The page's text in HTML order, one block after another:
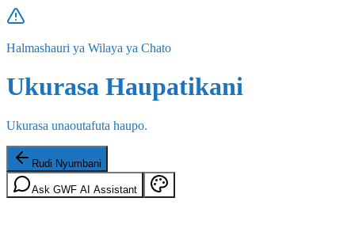
Halmashauri ya Wilaya ya Chato
Ukurasa Haupatikani
Ukurasa unaoutafuta haupo.
Rudi Nyumbani
Ask GWF AI Assistant